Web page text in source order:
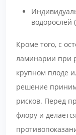
водорослей
Кроме того, с
ламинарии при
крупном плоде
решение
рисков. Перед
флору и